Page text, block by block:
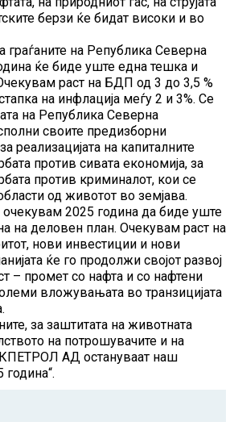
берзи ќе бидат високи и во
граѓаните на Република Северна
ќе биде уште една тешка и
раст на БДП од 3 до 3,5 %
на инфлација меѓу 2 и 3%. Се
на Република Северна
своите предизборни
реализацијата на капиталните
против сивата економија, за
против криминалот, кои се
од животот во земјава.
2025 година да биде уште
на деловен план. Очекувам раст на
нови инвестиции и нови
ќе го продолжи својот развој
– промет со нафта и со нафтени
вложувањата во транзицијата
за заштитата на животната
на потрошувачите и на
АД остануваат наш